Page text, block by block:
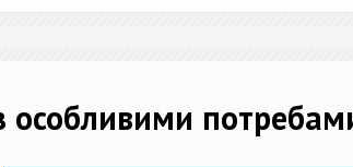
особливими